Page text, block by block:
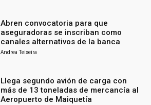
Abren convocatoria para que
aseguradoras se inscriban como
canales alternativos de la banca
Andrea Teixeira
Llega segundo avión de carga con
más de 13 toneladas de mercancía al
Aeropuerto de Maiquetía